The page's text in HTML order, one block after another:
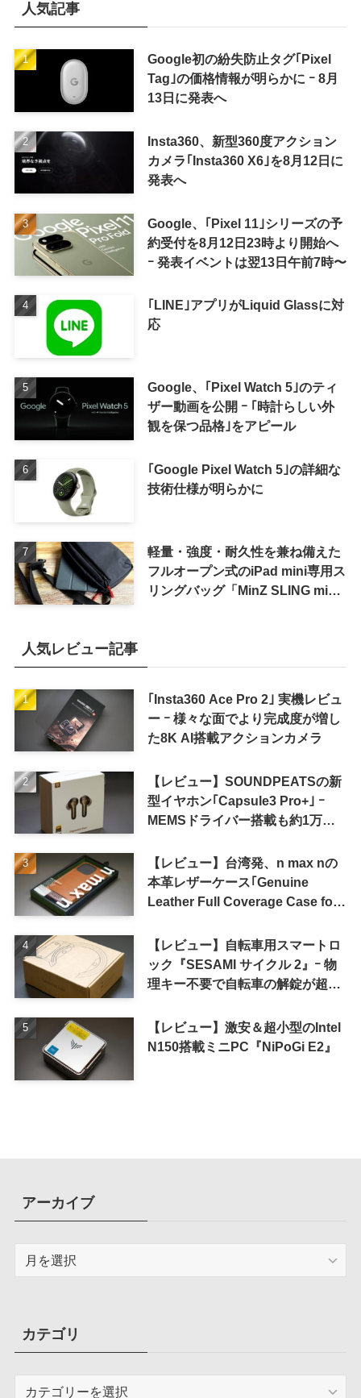
人気記事
Google初の紛失防止タグ｢Pixel
Tag｣の価格情報が明らかに ｰ 8月
13日に発表へ
Insta360、新型360度アクション
カメラ｢Insta360 X6｣を8月12日に
発表へ
Google、｢Pixel 11｣シリーズの予
約受付を8月12日23時より開始へ
ｰ 発表イベントは翌13日午前7時〜
｢LINE｣アプリがLiquid Glassに対
応
Google、｢Pixel Watch 5｣のティ
ザー動画を公開 ｰ ｢時計らしい外
観を保つ品格｣をアピール
｢Google Pixel Watch 5｣の詳細な
技術仕様が明らかに
軽量・強度・耐久性を兼ね備えた
フルオープン式のiPad mini専用ス
リングバッグ「MinZ SLING mini
人気レビュー記事
｢Insta360 Ace Pro 2｣ 実機レビュ
ー ｰ 様々な面でより完成度が増し
た8K AI搭載アクションカメラ
【レビュー】SOUNDPEATSの新
型イヤホン｢Capsule3 Pro+｣ ｰ
MEMSドライバー搭載も約1万円
【レビュー】台湾発、n max nの
本革レザーケース｢Genuine
Leather Full Coverage Case for
【レビュー】自転車用スマートロ
ック『SESAMI サイクル 2』ｰ 物
理キー不要で自転車の解錠が超簡
【レビュー】激安＆超小型のIntel
N150搭載ミニPC『NiPoGi E2』
アーカイブ
ブカテゴリ